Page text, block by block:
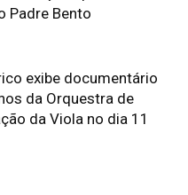
Padre Bento
exibe documentário
da Orquestra de
da Viola no dia 11